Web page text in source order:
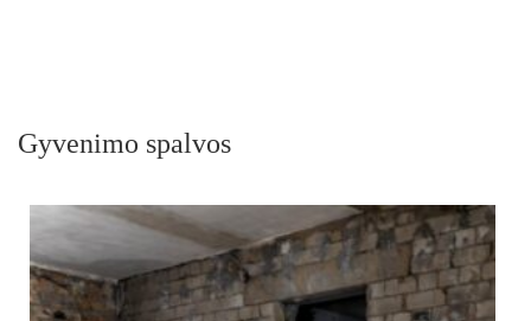
Gyvenimo spalvos